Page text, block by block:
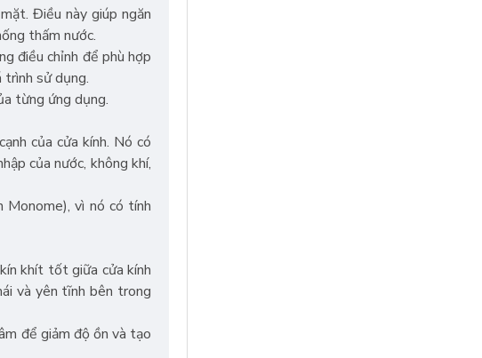
Điều này giúp ngăn
thấm nước.
điều chỉnh để phù hợp
sử dụng.
từng ứng dụng.
của cửa kính. Nó có
của nước, không khí,
Monome), vì nó có tính
khít tốt giữa cửa kính
và yên tĩnh bên trong
để giảm độ ồn và tạo